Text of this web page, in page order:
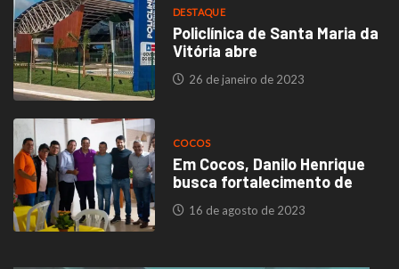
DESTAQUE
Policlínica de Santa Maria da
Vitória abre
26 de janeiro de 2023
COCOS
Em Cocos, Danilo Henrique
busca fortalecimento de
16 de agosto de 2023